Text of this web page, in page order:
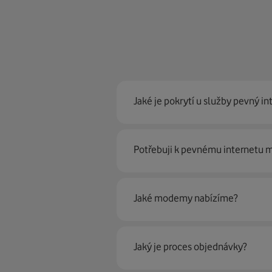
Jaké je pokrytí u služby pevný
Pevný internet můžeme
Potřebuji k pevnému internetu
Ano, potřebujete. Rádi vám ho
poradí naši proškolení prodejci
Jaké modemy nabízíme?
Jaký je proces objednávky?